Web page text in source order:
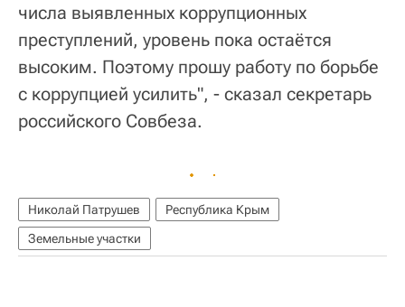
числа выявленных коррупционных
преступлений, уровень пока остаётся
высоким. Поэтому прошу работу по борьбе
с коррупцией усилить", - сказал секретарь
российского Совбеза.
Николай Патрушев
Республика Крым
Земельные участки